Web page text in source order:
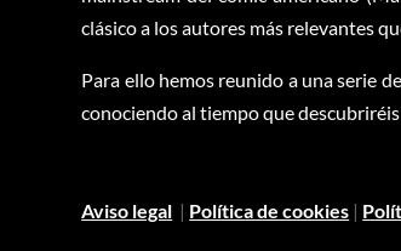
clásico a los autores más relevantes
Para ello hemos reunido a una serie
conociendo al tiempo que
Aviso legal | Política de cookies |